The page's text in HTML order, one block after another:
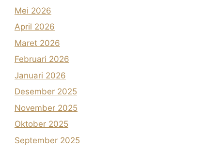
Mei 2026
April 2026
Maret 2026
Februari 2026
Januari 2026
Desember 2025
November 2025
Oktober 2025
September 2025